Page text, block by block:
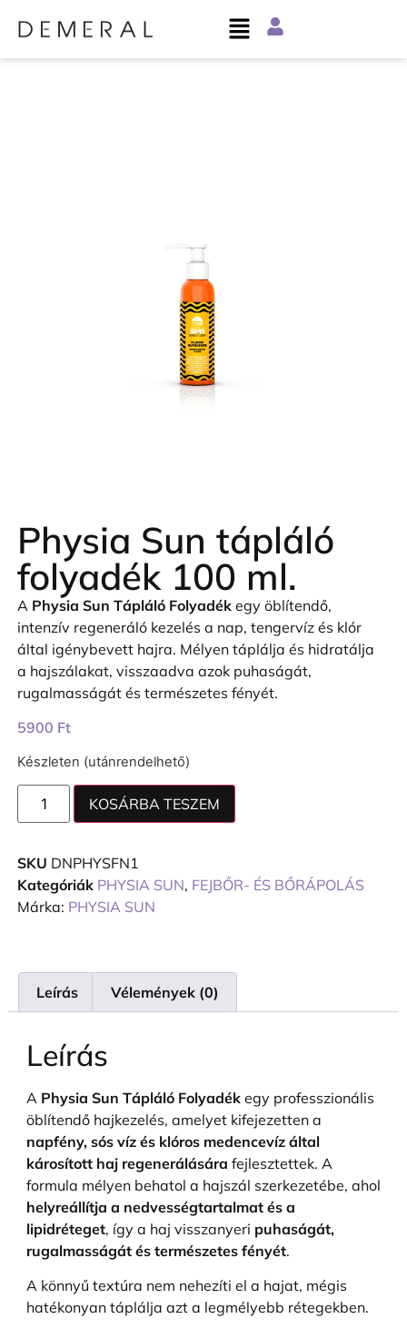
Physia Sun tápláló
folyadék 100 ml.
A Physia Sun Tápláló Folyadékegy öblítendő,
intenzív regeneráló kezelés a nap, tengervíz és klór
által igénybevett hajra. Mélyen táplálja és hidratálja
a hajszálakat, visszaadva azok puhaságát,
rugalmasságát és természetes fényét.
5900 Ft
Készleten (utánrendelhető)
KOSÁRBA TESZEM
SKU DNPHYSFN1
Kategóriák PHYSIA SUN, FEJBŐR- ÉS BŐRÁPOLÁS
Márka: PHYSIA SUN
Leírás Vélemények (0)
Leírás
A Physia Sun Tápláló Folyadékegy professzionális
öblítendő hajkezelés, amelyet kifejezetten a
napfény, sós víz és klóros medencevíz által
károsított haj regenerálására fejlesztettek. A
formula mélyen behatol a hajszál szerkezetébe, ahol
helyreállítja a nedvességtartalmat és a
lipidréteget, így a haj visszanyeri puhaságát,
rugalmasságát és természetes fényét.
A könnyű textúra nem nehezíti el a hajat, mégis
hatékonyan táplálja azt a legmélyebb rétegekben.